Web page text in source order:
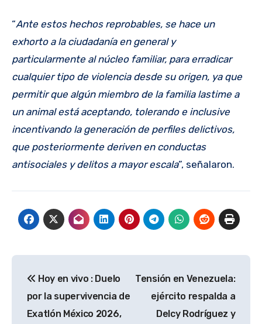
“Ante estos hechos reprobables, se hace un
exhorto a la ciudadanía en general y
particularmente al núcleo familiar, para erradicar
cualquier tipo de violencia desde su origen, ya que
permitir que algún miembro de la familia lastime a
un animal está aceptando, tolerando e inclusive
incentivando la generación de perfiles delictivos,
que posteriormente deriven en conductas
antisociales y delitos a mayor escala”, señalaron.
de
entradas
Hoy en vivo : Duelo
por la supervivencia de
Exatlón México 2026,
Tensión en Venezuela:
ejército respalda a
Delcy Rodríguez y